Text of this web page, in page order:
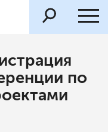
по